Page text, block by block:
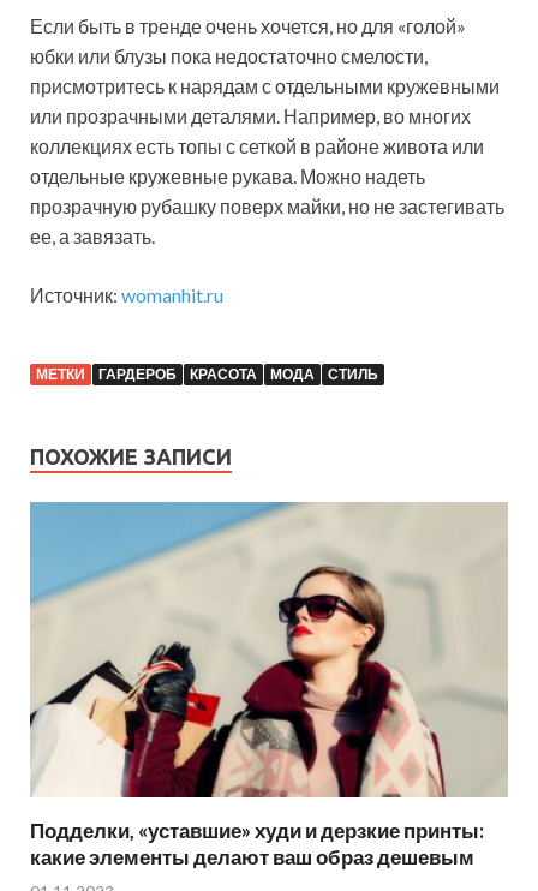
Если быть в тренде очень хочется, но для «голой»
юбки или блузы пока недостаточно смелости,
присмотритесь к нарядам с отдельными кружевными
или прозрачными деталями. Например, во многих
коллекциях есть топы с сеткой в районе живота или
отдельные кружевные рукава. Можно надеть
прозрачную рубашку поверх майки, но не застегивать
ее, а завязать.
Источник: womanhit.ru
МЕТКИ ГАРДЕРОБ КРАСОТА МОДА СТИЛЬ
ПОХОЖИЕ ЗАПИСИ
Подделки, «уставшие» худи и дерзкие принты:
какие элементы делают ваш образ дешевым